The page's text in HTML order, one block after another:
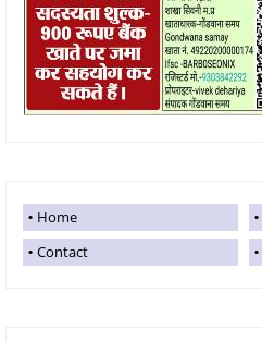
Home
Contact